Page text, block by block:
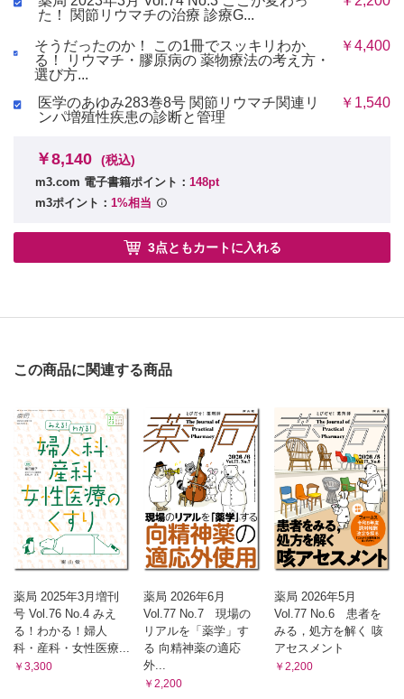
た！ 関節リウマチの治療 診療G...
そうだったのか！ この1冊でスッキリわか
る！ リウマチ・膠原病の 薬物療法の考え方・
選び方...
￥4,400
医学のあゆみ283巻8号 関節リウマチ関連リ
ンパ増殖性疾患の診断と管理
￥1,540
￥8,140 (税込)
m3.com 電子書籍ポイント： 148pt
m3ポイント： 1%相当
3点ともカートに入れる
この商品に関連する商品
薬局 2025年3月増刊
号 Vol.76 No.4 みえ
る！わかる！婦人
科・産科・女性医療...
￥3,300
薬局 2026年6月
Vol.77 No.7 現場の
リアルを「薬学」す
る 向精神薬の適応
外...
￥2,200
薬局 2026年5月
Vol.77 No.6 患者を
みる，処方を解く 咳
アセスメント
￥2,200